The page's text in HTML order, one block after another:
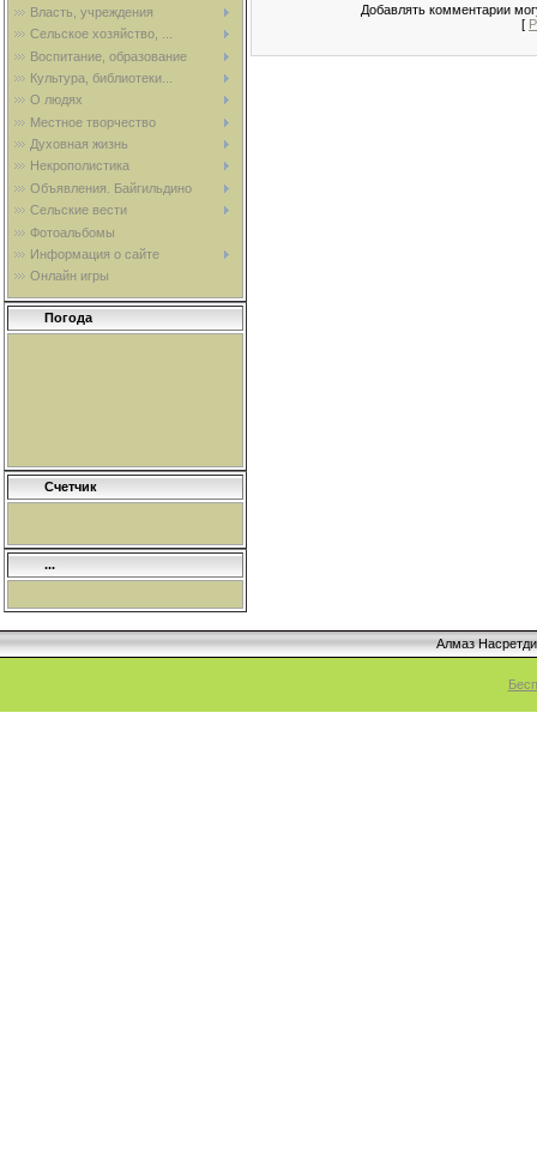
Власть, учреждения
Сельское хозяйство, ...
Воспитание, образование
Культура, библиотеки...
О людях
Местное творчество
Духовная жизнь
Некрополистика
Объявления. Байгильдино
Сельские вести
Фотоальбомы
Информация о сайте
Онлайн игры
Погода
Счетчик
...
Добавлять комментарии
[
Алмаз